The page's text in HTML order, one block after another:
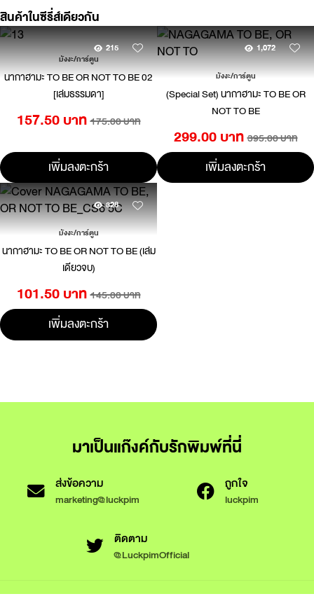
สินค้าในซีรี่ส์เดียวกัน
215
มังงะ/การ์ตูน
นากาฮามะ TO BE OR NOT TO BE 02
[เล่มธรรมดา]
157.50 บาท 175.00 บาท
เพิ่มลงตะกร้า
1,072
มังงะ/การ์ตูน
(Special Set) นากาฮามะ TO BE OR
NOT TO BE
299.00 บาท 395.00 บาท
เพิ่มลงตะกร้า
328
มังงะ/การ์ตูน
นากาฮามะ TO BE OR NOT TO BE (เล่ม
เดียวจบ)
101.50 บาท 145.00 บาท
เพิ่มลงตะกร้า
มาเป็นแก๊งค์กับรักพิมพ์ที่นี่
ส่งข้อความ
marketing@luckpim
ถูกใจ
luckpim
ติดตาม
@LuckpimOfficial